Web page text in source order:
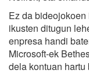
Ez da
ikusten ditugun
enpresa handi
Microsoft-ek
dela kontuan hartu